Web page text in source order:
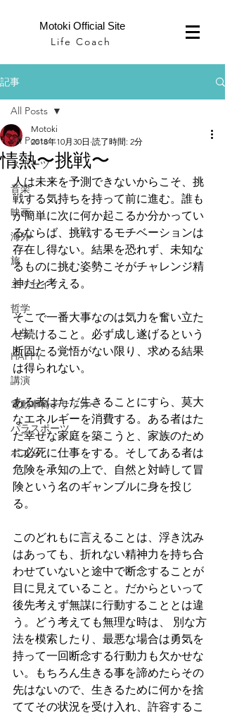
Motoki Official Site
Life Coach
記事
All Posts
スポーツ
音楽
映画
海外
旅
エッセイ
哲学
人生
HAPPY
講演
電動車椅子サッカー
パラスポーツ
ポエム
All Posts
情熱〜挑戦〜
Motoki
2018年10月30日 読了時間: 2分
人は未来を予測できないからこそ、挑
戦する気持ちを持って前に進む。誰も
が簡単に次に何か起こるか分かってい
るならば、挑戦するモチベーションは
存在し得ない。結果を恐れず、未知な
るものに挑む姿勢こそがチャレンジ精
神だと考える。
そこで一番大事なのは気力を奮い立た
せ続けること。必ず成し遂げるという
断固たる覚悟がない限り、求める結果
は得られない。
ある者はただ生きることにすら、莫大
なエネルギーを消費する。ある者はた
だ幸せな家庭を築こうと、家族のため
に必死に仕事をする。そしてある者は
危険を承知の上で、自然と対峙して冒
険という名のギャンブルに身を投じ
る。
このどれもに言えることは、浮き沈み
はあっても、折れない精神力を持ち合
わせていないと途中で断念することが
目に見えていること。だからといって
後先考えず無謀に行動することとは違
う。どう考えても無理な時は、 別な方
法を模索したり、最悪な場合は勇気を
持って一回断念する行動力も欠かせな
い。もちろん生きる事を諦めたらその
先はないので、生きるために何かを捨
ててその状況を受け入れ、許容するこ